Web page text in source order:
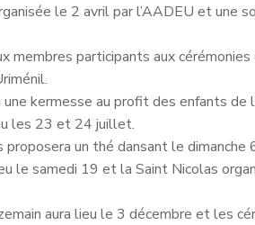
le 2 avril par l’AADEU et une
membres participants aux
kermesse au profit des enfants de
les 23 et 24 juillet.
un thé dansant le dimanche
le samedi 19 et la Saint Nicolas
aura lieu le 3 décembre et les